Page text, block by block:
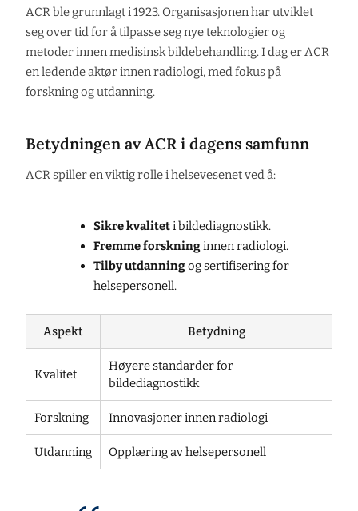
ACR ble grunnlagt i 1923. Organisasjonen har utviklet
seg over tid for å tilpasse seg nye teknologier og
metoder innen medisinsk bildebehandling. I dag er ACR
en ledende aktør innen radiologi, med fokus på
forskning og utdanning.
Betydningen av ACR i dagens samfunn
ACR spiller en viktig rolle i helsevesenet ved å:
Sikre kvaliteti bildediagnostikk.
Fremme forskning innen radiologi.
Tilby utdanning og sertifisering for
helsepersonell.
Aspekt Betydning
Kvalitet
Høyere standarder for
bildediagnostikk
Forskning Innovasjoner innen radiologi
Utdanning Opplæring av helsepersonell